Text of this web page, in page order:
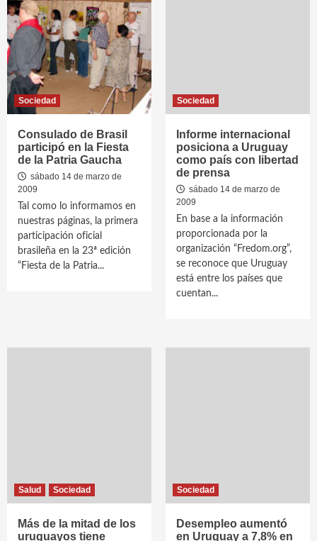
Sociedad
Consulado de Brasil
participó en la Fiesta
de la Patria Gaucha
sábado 14 de marzo de
2009
Tal como lo informamos en
nuestras páginas, la primera
participación oficial
brasileña en la 23ª edición
“Fiesta de la Patria...
Sociedad
Informe internacional
posiciona a Uruguay
como país con libertad
de prensa
sábado 14 de marzo de
2009
En base a la información
proporcionada por la
organización “Fredom.org”,
se reconoce que Uruguay
está entre los países que
cuentan...
Salud Sociedad
Más de la mitad de los
uruguayos tiene
Sociedad
Desempleo aumentó
en Uruguay a 7,8% en